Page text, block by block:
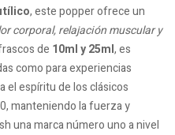
, este popper ofrece un
corporal, relajación muscular y
de 10ml y 25ml, es
como para experiencias
el espíritu de los clásicos
manteniendo la fuerza y
una marca número uno a nivel